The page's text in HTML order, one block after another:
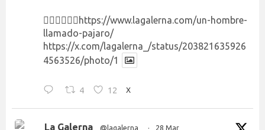
👉🏻👉🏻👉🏻 https://www.lagalerna.com/un-hombre-
llamado-pajaro/
https://x.com/lagalerna_/status/203821635926
4563526/photo/1
4 12 X
La Galerna @lagalerna_ · 28 Mar